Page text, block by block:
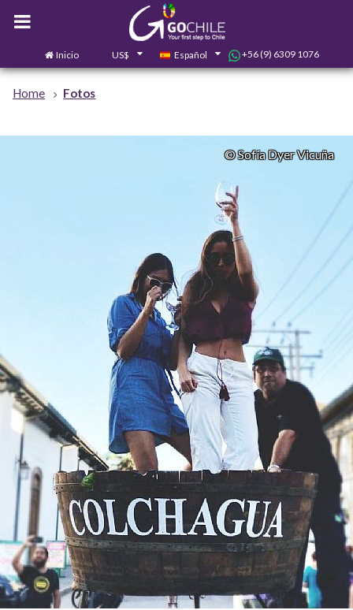
Inicio US$ Español +56 (9) 6309 1076
Home Fotos
© Sofía Dyer Vicuña